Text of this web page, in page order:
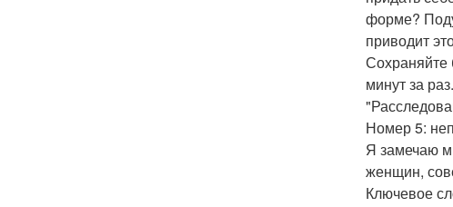
форме?
приводит
Сохраняйте
минут за
Номер 5:
Я замечаю
женщин,
Ключевое